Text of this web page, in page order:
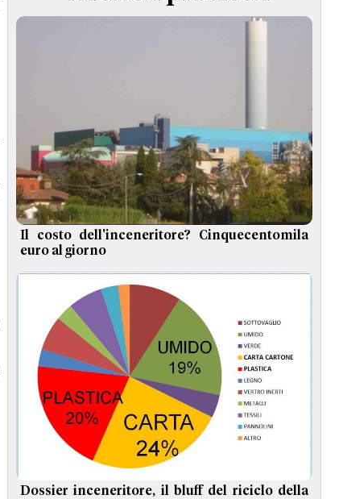
Il costo dell'inceneritore? Cinquecentomila
euro al giorno
Dossier inceneritore, il bluff del riciclo della